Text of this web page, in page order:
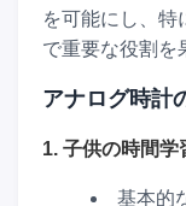
を可能にし、特
で重要な役割を
アナログ時計
1. 子供の時間学
基本的